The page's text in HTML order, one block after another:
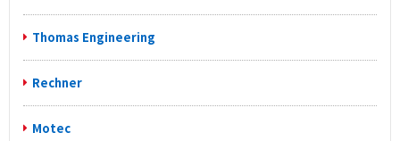
Thomas Engineering
Rechner
Motec